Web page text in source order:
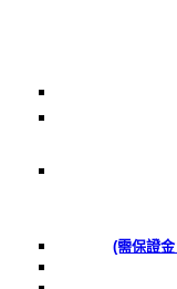
(信用卡 )(需保證